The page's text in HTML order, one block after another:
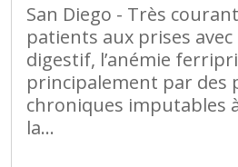
San Diego - Très
patients aux prises
digestif, l’anémie
principalement par des
chroniques imputables
la...